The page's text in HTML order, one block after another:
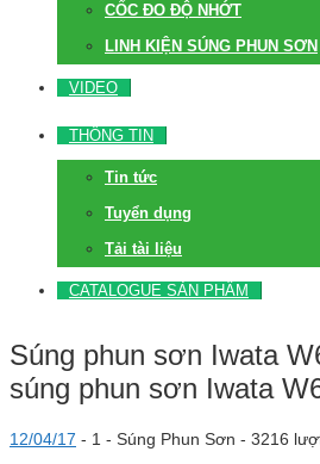
CỐC ĐO ĐỘ NHỚT
LINH KIỆN SÚNG PHUN SƠN
VIDEO
THÔNG TIN
Tin tức
Tuyển dụng
Tải tài liệu
CATALOGUE SẢN PHẨM
Súng phun sơn Iwata
súng phun sơn Iwata
12/04/17 - 1 - Súng Phun Sơn - 3216